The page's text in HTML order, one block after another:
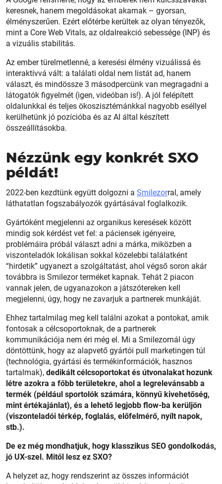
keresnek, hanem megoldásokat akarnak – gyorsan,
élményszerűen. Ezért előtérbe kerültek az olyan tényezők,
mint a Core Web Vitals, az oldalreakció sebessége (INP) és
a vizuális stabilitás.
Az ember türelmetlenné, a keresési élmény vizuálissá és
interaktívvá vált: a találati oldal nem listát ad, hanem
választ, és mindössze 3 másodpercünk van megragadni a
látogatók figyelmét (igen, videóban is!). A jól felépített
oldalunkkal és teljes ökoszisztémánkkal nagyobb eséllyel
kerülhetünk jó pozícióba és az AI által készített
összeállításokba.
Nézzünk egy konkrét SXO
példát!
2022-ben kezdtünk együtt dolgozni a Smilezorral, amely
láthatatlan fogszabályozók gyártásával foglalkozik.
Gyártóként megjelenni az organikus keresések között
mindig sok kérdést vet fel: a páciensek igényeire,
problémáira próbál választ adni a márka, miközben a
viszonteladók lokálisan sokkal közelebbi találatként
“hirdetik” ugyanezt a szolgáltatást, ahol végső soron akár
továbbra is Smilezor terméket kapnak. Tehát 2 piacon
vannak jelen, de ugyanazokon a játszótereken kell
megjelenni, úgy, hogy ne zavarjuk a partnerek munkáját.
Ehhez tartalmilag meg kell találni azokat a pontokat, amik
fontosak a célcsoportoknak, de a partnerek
kommunikációja nem éri még el. Mi a Smilezornál úgy
döntöttünk, hogy az alapvető gyártói pull marketingen túl
(technológia, gyártási és termékinformációk, hasznos
tartalmak), dedikált célcsoportokat és útvonalakat hozunk
létre azokra a főbb területekre, ahol a legrelevánsabb a
termék (például sportolók számára, könnyű kivehetőség,
mint értékajánlat), és a lehető legjobb flow-ba kerüljön
(viszonteladói térkép, foglalás, előfelmérő, nyílt napok,
stb.).
De ez még mondhatjuk, hogy klasszikus SEO gondolkodás,
jó UX-szel. Mitől lesz ez SXO?
A helyzet az, hogy rendszerint az összes információt